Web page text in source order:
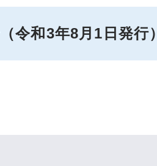
令和3年8月1日発行）